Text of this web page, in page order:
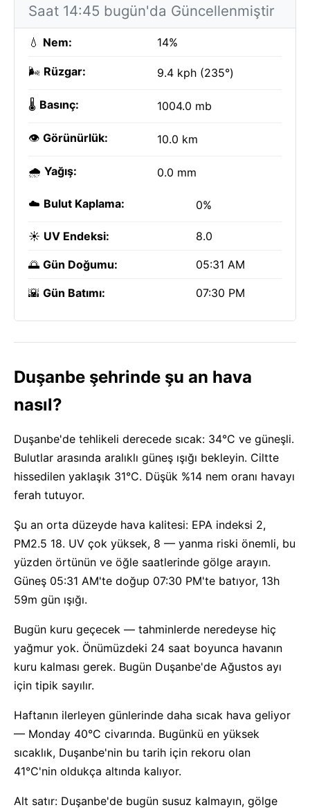
Saat 14:45 bugün'da Güncellenmiştir
💧 Nem: 14%
🌬️ Rüzgar: 9.4 kph (235°)
🌡️ Basınç: 1004.0 mb
👁️ Görünürlük: 10.0 km
🌧️ Yağış: 0.0 mm
☁️ Bulut Kaplama: 0%
☀️ UV Endeksi: 8.0
🌅 Gün Doğumu: 05:31 AM
🌇 Gün Batımı: 07:30 PM
Duşanbe şehrinde şu an hava
nasıl?
Duşanbe'de tehlikeli derecede sıcak: 34°C ve güneşli.
Bulutlar arasında aralıklı güneş ışığı bekleyin. Ciltte
hissedilen yaklaşık 31°C. Düşük %14 nem oranı havayı
ferah tutuyor.
Şu an orta düzeyde hava kalitesi: EPA indeksi 2,
PM2.5 18. UV çok yüksek, 8 — yanma riski önemli, bu
yüzden örtünün ve öğle saatlerinde gölge arayın.
Güneş 05:31 AM'te doğup 07:30 PM'te batıyor, 13h
59m gün ışığı.
Bugün kuru geçecek — tahminlerde neredeyse hiç
yağmur yok. Önümüzdeki 24 saat boyunca havanın
kuru kalması gerek. Bugün Duşanbe'de Ağustos ayı
için tipik sayılır.
Haftanın ilerleyen günlerinde daha sıcak hava geliyor
— Monday 40°C civarında. Bugünkü en yüksek
sıcaklık, Duşanbe'nin bu tarih için rekoru olan
41°C'nin oldukça altında kalıyor.
Alt satır: Duşanbe'de bugün susuz kalmayın, gölge